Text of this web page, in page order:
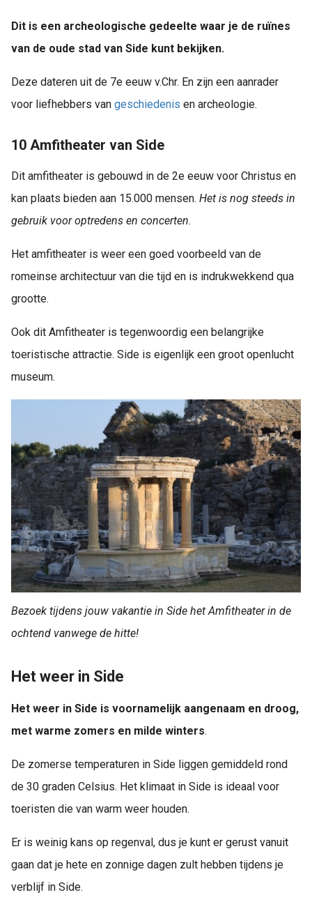
Dit is een archeologische gedeelte waar je de ruïnes
van de oude stad van Side kunt bekijken.
Deze dateren uit de 7e eeuw v.Chr. En zijn een aanrader
voor liefhebbers van geschiedenis en archeologie.
10 Amfitheater van Side
Dit amfitheater is gebouwd in de 2e eeuw voor Christus en
kan plaats bieden aan 15.000 mensen. Het is nog steeds in
gebruik voor optredens en concerten.
Het amfitheater is weer een goed voorbeeld van de
romeinse architectuur van die tijd en is indrukwekkend qua
grootte.
Ook dit Amfitheater is tegenwoordig een belangrijke
toeristische attractie. Side is eigenlijk een groot openlucht
museum.
Bezoek tijdens jouw vakantie in Side het Amfitheater in de
ochtend vanwege de hitte!
Het weer in Side
Het weer in Side is voornamelijk aangenaam en droog,
met warme zomers en milde winters.
De zomerse temperaturen in Side liggen gemiddeld rond
de 30 graden Celsius. Het klimaat in Side is ideaal voor
toeristen die van warm weer houden.
Er is weinig kans op regenval, dus je kunt er gerust vanuit
gaan dat je hete en zonnige dagen zult hebben tijdens je
verblijf in Side.